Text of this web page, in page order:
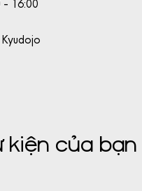
- 16:00
kiện của bạn